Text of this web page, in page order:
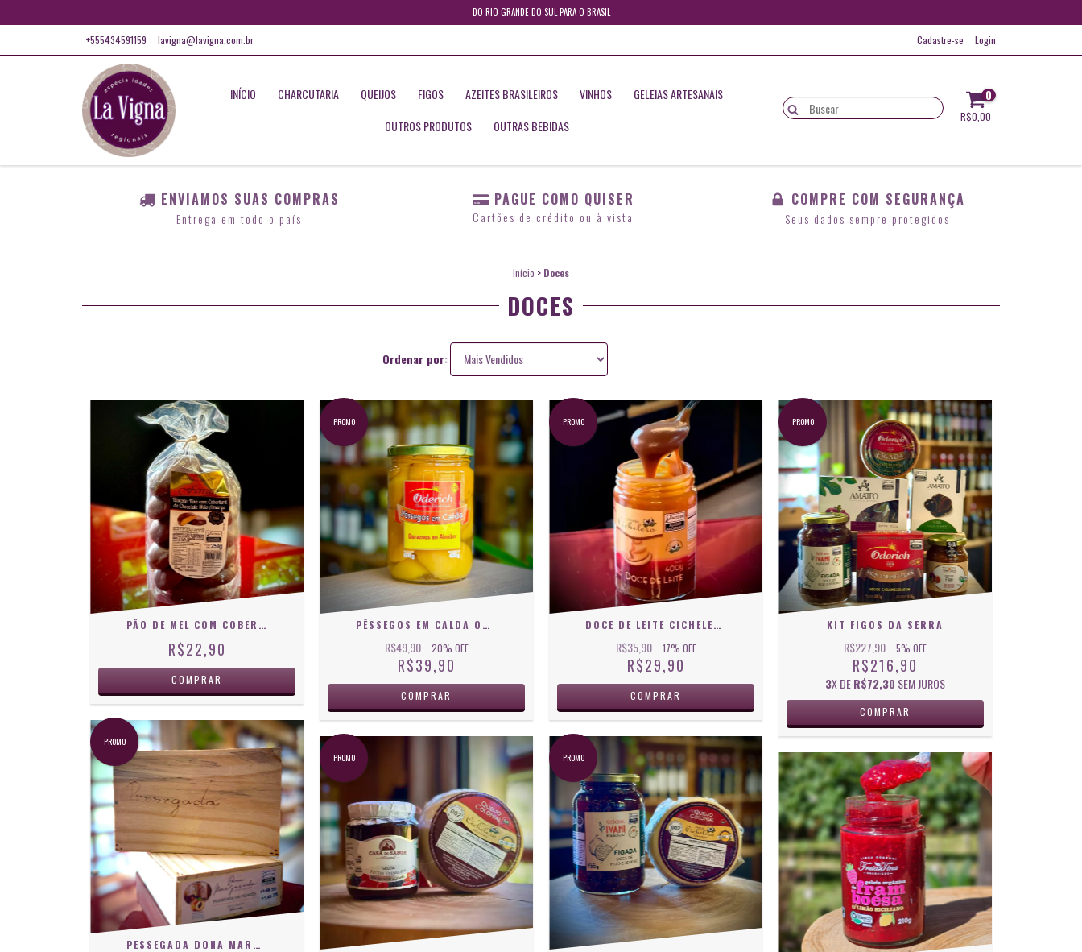
DO RIO GRANDE DO SUL PARA O BRASIL
+555434591159 lavigna@lavigna.com.br Cadastre-se Login
INÍCIO CHARCUTARIA QUEIJOS FIGOS AZEITES BRASILEIROS VINHOS
GELEIAS ARTESANAIS
OUTROS PRODUTOS
OUTRAS BEBIDAS
0
R$0,00
ENVIAMOS SUAS COMPRAS
Entrega em todo o país
PAGUE COMO QUISER
Cartões de crédito ou à vista
COMPRE COM SEGURANÇA
Seus dados sempre protegidos
Início > Doces
DOCES
Ordenar por:
PÃO DE MEL COM COBERTURA DE CHOCOLATE MEIO AMARGO 250G
R$22,90
PROMO
PÊSSEGOS EM CALDA ODERICH
R$49,90 20% OFF
R$39,90
PROMO
DOCE DE LEITE CICHELERO 400G
R$35,90 17% OFF
R$29,90
PROMO
KIT FIGOS DA SERRA
R$227,90 5% OFF
R$216,90
3X DER$72,30 SEM JUROS
PROMO
PESSEGADA DONA MARGARIDA 950 G
PROMO PROMO